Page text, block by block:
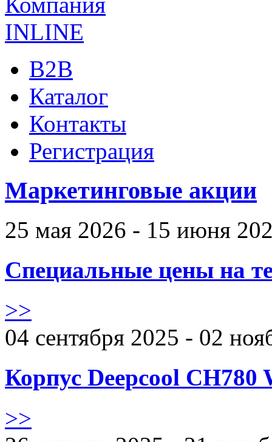
B2B
Каталог
Контакты
Регистрация
Маркетинговые акции
25 мая 2026 - 15 июня
Специальные цены на
>>
04 сентября 2025 - 02
Корпус Deepcool CH780
>>